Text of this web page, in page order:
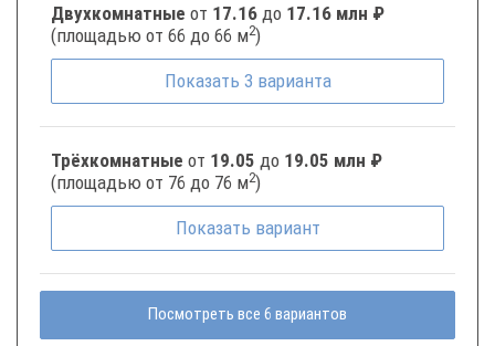
Двухкомнатные от 17.16 до 17.16 млн ₽
(площадью от 66 до 66 м2)
Показать 3 варианта
Трёхкомнатные от 19.05 до 19.05 млн ₽
(площадью от 76 до 76 м2)
Показать вариант
Посмотреть все 6 вариантов